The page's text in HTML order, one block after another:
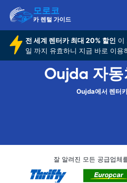
모로코
카 렌털 가이드
전 세계 렌터카 최대 20% 할인 이
일 까지 유효하니 지금 바로 이용
Oujda 자동
Oujda에서 렌터
잘 알려진 모든 공급업체